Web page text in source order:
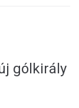
gólkirály